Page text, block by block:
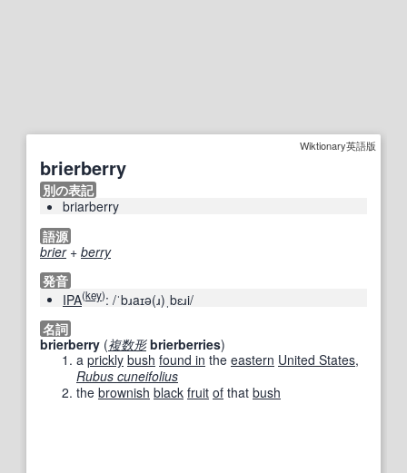
Wiktionary英語版
brierberry
別の表記
briarberry
語源
brier+‎ berry
発音
IPA(key): /ˈbɹaɪə(ɹ)ˌbɛɹi/
名詞
brierberry (複数形 brierberries)
a prickly bush found in the eastern United States,
Rubus cuneifolius
the brownish black fruit of that bush